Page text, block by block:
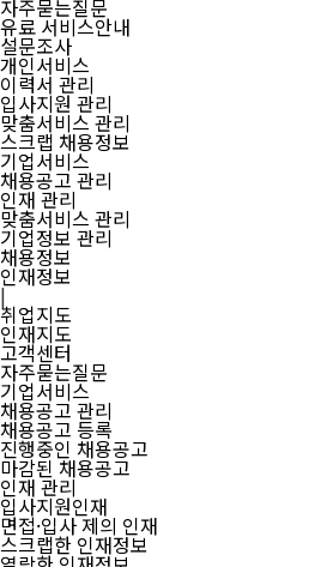
자주묻는질문
유료 서비스안내
설문조사
개인서비스
이력서 관리
입사지원 관리
맞춤서비스 관리
스크랩 채용정보
기업서비스
채용공고 관리
인재 관리
맞춤서비스 관리
기업정보 관리
채용정보
인재정보
|
취업지도
인재지도
고객센터
자주묻는질문
기업서비스
채용공고 관리
채용공고 등록
진행중인 채용공고
마감된 채용공고
인재 관리
입사지원인재
면접·입사 제의 인재
스크랩한 인재정보